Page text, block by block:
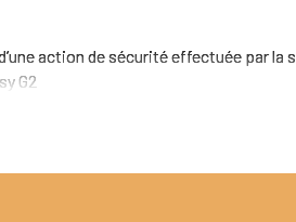
action de sécurité effectuée par
G2